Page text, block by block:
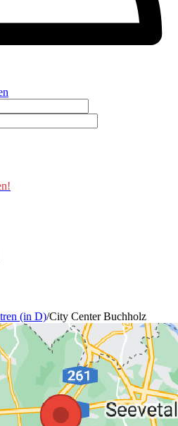
(in D)/City Center Buchholz